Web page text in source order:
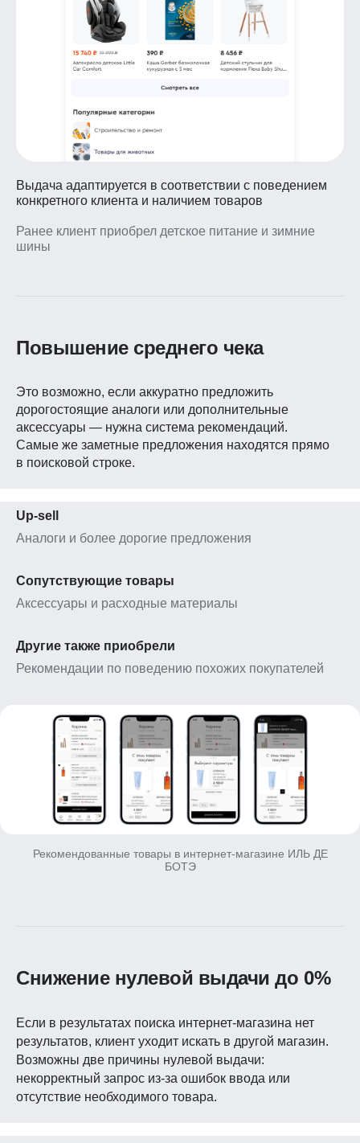
Выдача адаптируется в соответствии с поведением
конкретного клиента и наличием товаров
Ранее клиент приобрел детское питание и зимние
шины
Повышение среднего чека
Это возможно, если аккуратно предложить
дорогостоящие аналоги или дополнительные
аксессуары — нужна система рекомендаций.
Самые же заметные предложения находятся прямо
в поисковой строке.
Up-sell
Аналоги и более дорогие предложения
Сопутствующие товары
Аксессуары и расходные материалы
Другие также приобрели
Рекомендации по поведению похожих покупателей
Рекомендованные товары в интернет-магазине ИЛЬ ДЕ
БОТЭ
Снижение нулевой выдачи до 0%
Если в результатах поиска интернет-магазина нет
результатов, клиент уходит искать в другой магазин.
Возможны две причины нулевой выдачи:
некорректный запрос из-за ошибок ввода или
отсутствие необходимого товара.